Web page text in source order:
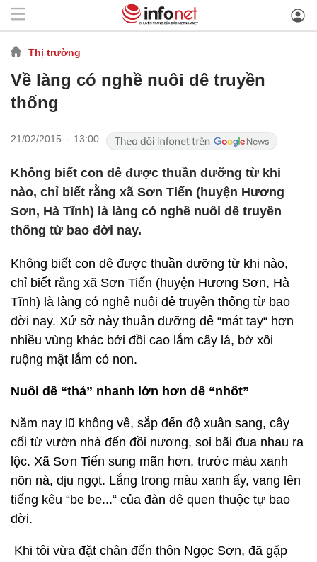
Thị trường
Về làng có nghề nuôi dê truyền
thống
21/02/2015 - 13:00
Không biết con dê được thuần dưỡng từ khi
nào, chỉ biết rằng xã Sơn Tiến (huyện Hương
Sơn, Hà Tĩnh) là làng có nghề nuôi dê truyền
thống từ bao đời nay.
Không biết con dê được thuần dưỡng từ khi nào,
chỉ biết rằng xã Sơn Tiến (huyện Hương Sơn, Hà
Tĩnh) là làng có nghề nuôi dê truyền thống từ bao
đời nay. Xứ sở này thuần dưỡng dê “mát tay“ hơn
nhiều vùng khác bởi đồi cao lắm cây lá, bờ xôi
ruộng mật lắm cỏ non.
Nuôi dê “thả” nhanh lớn hơn dê “nhốt”
Năm nay lũ không về, sắp đến độ xuân sang, cây
cối từ vườn nhà đến đồi nương, soi bãi đua nhau ra
lộc. Xã Sơn Tiến sung mãn hơn, trước màu xanh
nõn nà, dịu ngọt. Lắng trong màu xanh ấy, vang lên
tiếng kêu “be be...“ của đàn dê quen thuộc tự bao
đời.
Khi tôi vừa đặt chân đến thôn Ngọc Sơn, đã gặp